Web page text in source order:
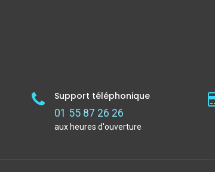
Support téléphonique
01 55 87 26 26
aux heures d'ouverture